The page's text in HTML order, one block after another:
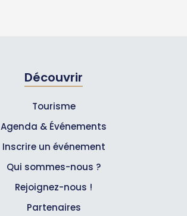
Découvrir
Tourisme
Agenda & Événements
Inscrire un événement
Qui sommes-nous ?
Rejoignez-nous !
Partenaires